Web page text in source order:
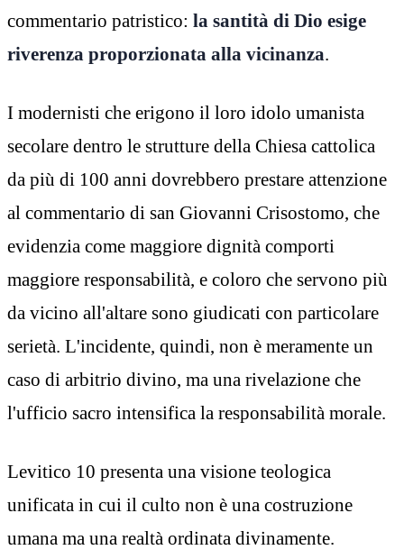
commentario patristico: la santità di Dio esige
riverenza proporzionata alla vicinanza.
I modernisti che erigono il loro idolo umanista
secolare dentro le strutture della Chiesa cattolica
da più di 100 anni dovrebbero prestare attenzione
al commentario di san Giovanni Crisostomo, che
evidenzia come maggiore dignità comporti
maggiore responsabilità, e coloro che servono più
da vicino all'altare sono giudicati con particolare
serietà. L'incidente, quindi, non è meramente un
caso di arbitrio divino, ma una rivelazione che
l'ufficio sacro intensifica la responsabilità morale.
Levitico 10 presenta una visione teologica
unificata in cui il culto non è una costruzione
umana ma una realtà ordinata divinamente.